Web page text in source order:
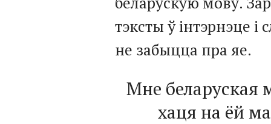
тэксты ў інтэрнэце
не забыцца пра яе.
Мне беларуская
хаця на ёй